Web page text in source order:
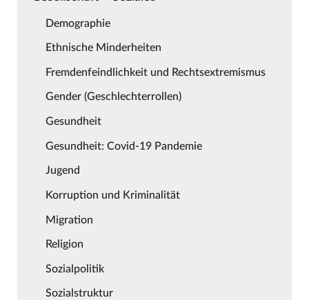
Demographie
Ethnische Minderheiten
Fremdenfeindlichkeit und Rechtsextremismus
Gender (Geschlechterrollen)
Gesundheit
Gesundheit: Covid-19 Pandemie
Jugend
Korruption und Kriminalität
Migration
Religion
Sozialpolitik
Sozialstruktur